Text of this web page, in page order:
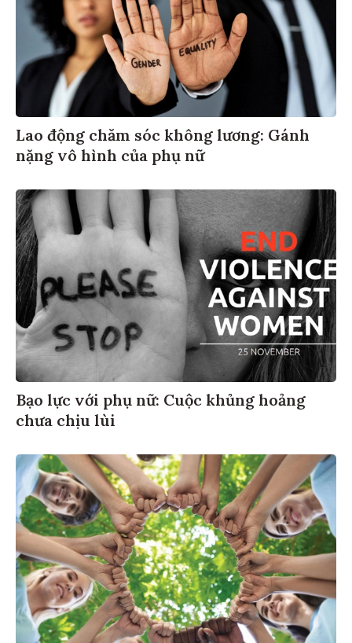
Lao động chăm sóc không lương: Gánh
nặng vô hình của phụ nữ
Bạo lực với phụ nữ: Cuộc khủng hoảng
chưa chịu lùi